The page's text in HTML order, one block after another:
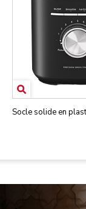
Socle solide en